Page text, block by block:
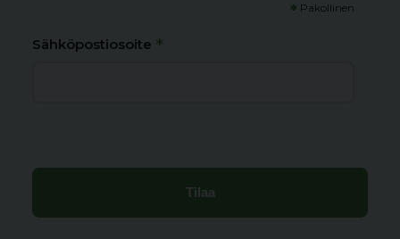
* Pakollinen
Sähköpostiosoite *